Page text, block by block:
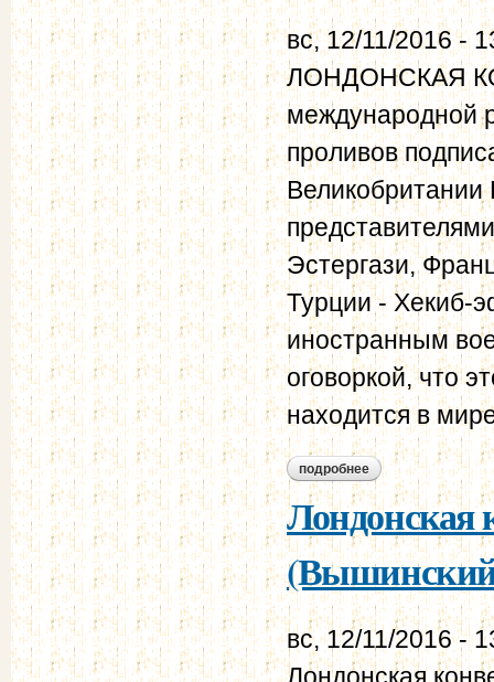
вс, 12/11/2016 -
ЛОНДОНСКАЯ
международной
проливов
Эстергази,
Турции - Хекиб-
иностранным
оговоркой, что
находится в
подробнее о лондонская
Лондонская
вс, 12/11/2016 -
Лондонская